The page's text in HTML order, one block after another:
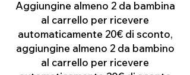
Aggiungine almeno 2 da bambina
al carrello per ricevere
automaticamente 20€ di sconto,
aggiungine almeno 2 da bambino
al carrello per ricevere